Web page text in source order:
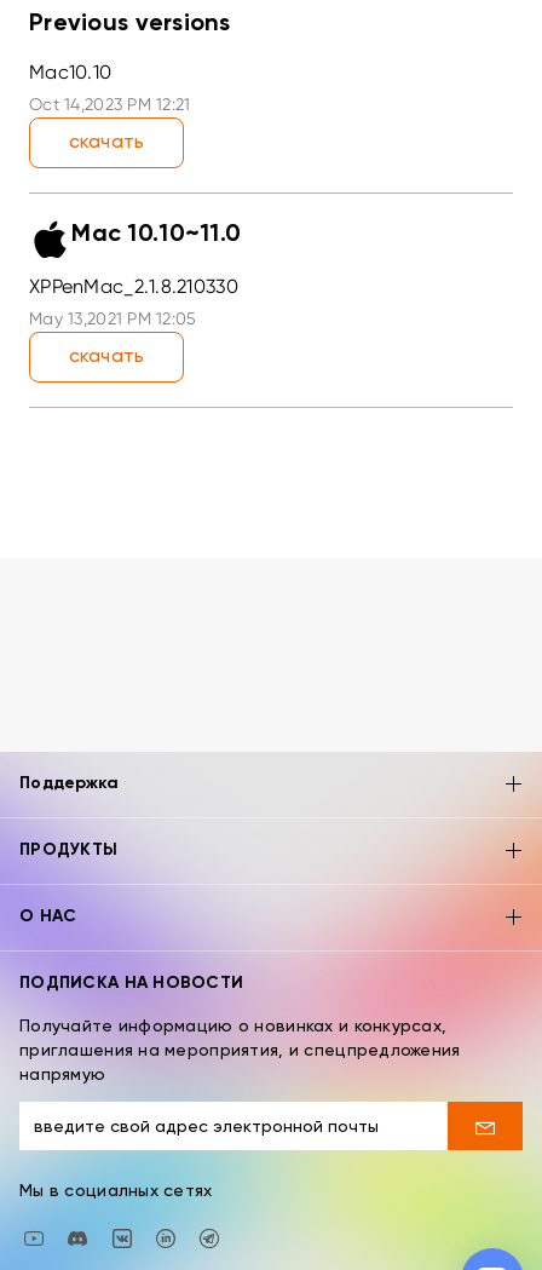
Previous versions
Mac10.10
Oct 14,2023 PM 12:21
скачать
Mac 10.10~11.0
XPPenMac_2.1.8.210330
May 13,2021 PM 12:05
скачать
Поддержка
ПРОДУКТЫ
О НАС
ПОДПИСКА НА НОВОСТИ
Получайте информацию о новинках и конкурсах,
приглашения на мероприятия, и спецпредложения
напрямую
Мы в социалных сетях